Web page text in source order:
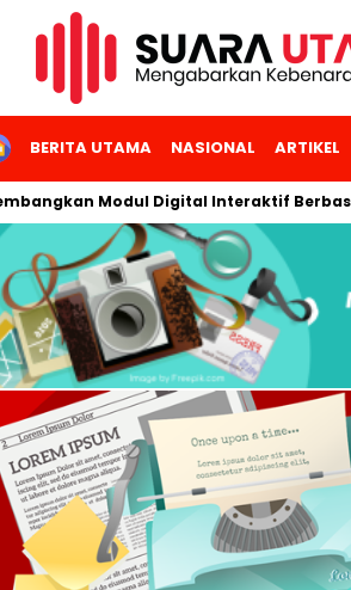
HOMEBERITA UTAMA NASIONAL ARTIKEL
Modul Digital Interaktif Berbasis AI